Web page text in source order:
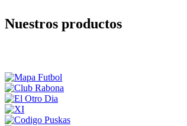
Nuestros productos